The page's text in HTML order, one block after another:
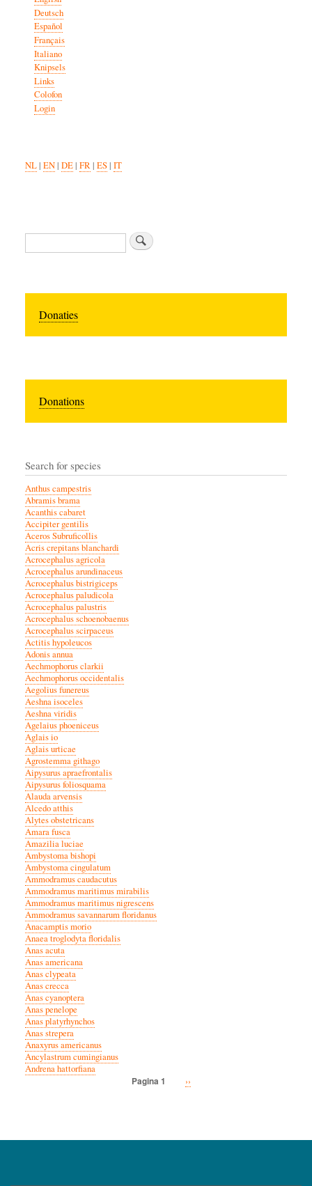
Deutsch
Español
Français
Italiano
Knipsels
Links
Colofon
Login
NL| EN| DE| FR| ES| IT
Zoeken
Donaties
Donations
Search for species
Anthus campestris
Abramis brama
Acanthis cabaret
Accipiter gentilis
Aceros Subruficollis
Acris crepitans blanchardi
Acrocephalus agricola
Acrocephalus arundinaceus
Acrocephalus bistrigiceps
Acrocephalus paludicola
Acrocephalus palustris
Acrocephalus schoenobaenus
Acrocephalus scirpaceus
Actitis hypoleucos
Adonis annua
Aechmophorus clarkii
Aechmophorus occidentalis
Aegolius funereus
Aeshna isoceles
Aeshna viridis
Agelaius phoeniceus
Aglais io
Aglais urticae
Agrostemma githago
Aipysurus apraefrontalis
Aipysurus foliosquama
Alauda arvensis
Alcedo atthis
Alytes obstetricans
Amara fusca
Amazilia luciae
Ambystoma bishopi
Ambystoma cingulatum
Ammodramus caudacutus
Ammodramus maritimus mirabilis
Ammodramus maritimus nigrescens
Ammodramus savannarum floridanus
Anacamptis morio
Anaea troglodyta floridalis
Anas acuta
Anas americana
Anas clypeata
Anas crecca
Anas cyanoptera
Anas penelope
Anas platyrhynchos
Anas strepera
Anaxyrus americanus
Ancylastrum cumingianus
Andrena hattorfiana
Pagina 1
Volgende
››